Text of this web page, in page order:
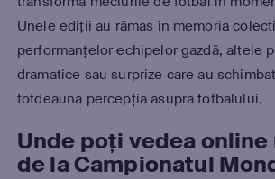
Unele ediții au rămas în memoria
performanțelor echipelor gazdă, altele
dramatice sau surprize care au
totdeauna percepția asupra fotbalului.
Unde poți vedea
de la Campionatul